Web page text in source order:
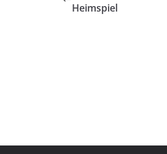
Heimspiel